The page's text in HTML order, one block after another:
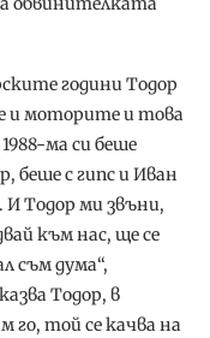
години Тодор
и моторите и това
ма си беше
беше с гипс и Иван
И Тодор ми звъни,
към нас, ще се
съм дума“,
Тодор, в
го, той се качва на